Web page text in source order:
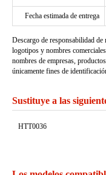
Fecha estimada de entrega
Descargo de responsabilidad de
logotipos y nombres
nombres de empresas,
únicamente fines de
Sustituye a las
HTT0036